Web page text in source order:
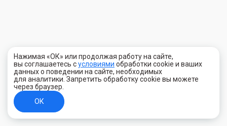
Нажимая «ОК» или продолжая работу на сайте,
вы соглашаетесь сусловиями обработки cookie и ваших
данных о поведении на сайте, необходимых
для аналитики. Запретить обработку cookie вы можете
через браузер.
ОК